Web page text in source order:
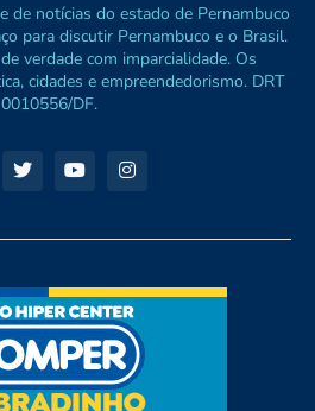
de notícias do estado de Pernambuco
para discutir Pernambuco e o Brasil.
verdade com imparcialidade. Os
cidades e empreendedorismo. DRT
0010556/DF.